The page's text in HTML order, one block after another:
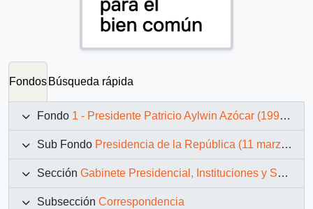
Fondos Búsqueda rápida
Fondo 1 - Presidente Patricio Aylwin Azócar (1990-1994)
Sub Fondo Presidencia de la República (11 marzo 1990 – 11 marzo 1994)
Sección Gabinete Presidencial, Instituciones y Servicios
Subsección Correspondencia